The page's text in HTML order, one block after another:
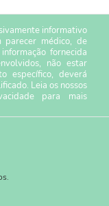
informativo
parecer médico, de
fornecida
não estar
específico, deverá
Leia os nossos
para mais